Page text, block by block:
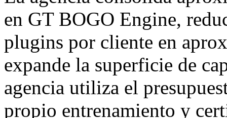
en GT BOGO Engine,
plugins por cliente en
expande la superficie de
agencia utiliza el
propio entrenamiento y